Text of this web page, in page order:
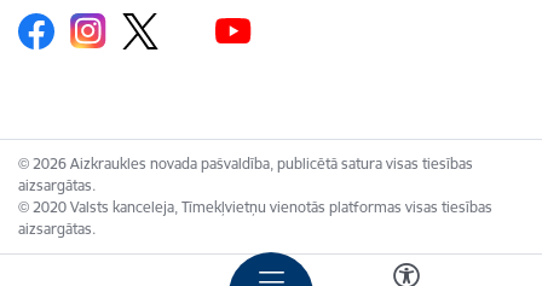
© 2026 Aizkraukles novada pašvaldība, publicētā satura visas tiesības
aizsargātas.
© 2020 Valsts kanceleja, Tīmekļvietņu vienotās platformas visas tiesības
aizsargātas.